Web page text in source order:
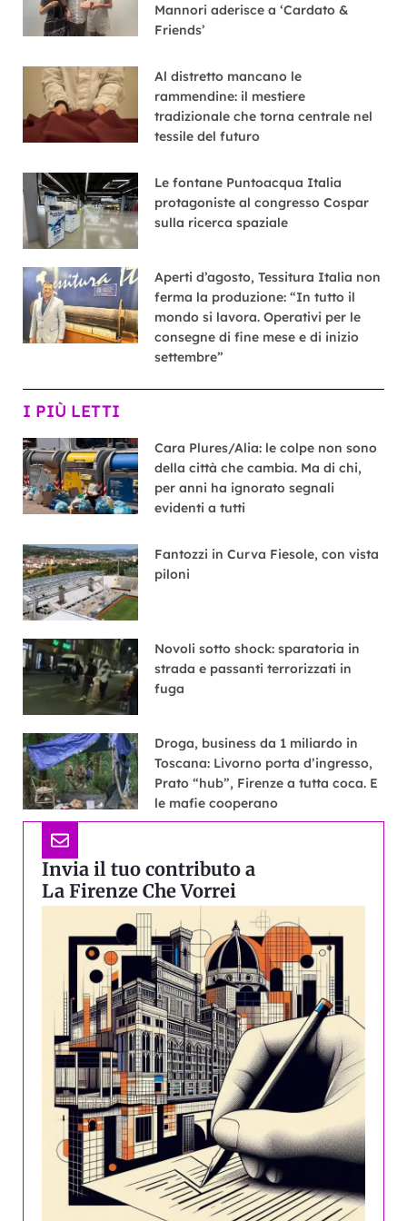
Mannori aderisce a ‘Cardato &
Friends’
Al distretto mancano le
rammendine: il mestiere
tradizionale che torna centrale nel
tessile del futuro
Le fontane Puntoacqua Italia
protagoniste al congresso Cospar
sulla ricerca spaziale
Aperti d’agosto, Tessitura Italia non
ferma la produzione: “In tutto il
mondo si lavora. Operativi per le
consegne di fine mese e di inizio
settembre”
I PIÙ LETTI
Cara Plures/Alia: le colpe non sono
della città che cambia. Ma di chi,
per anni ha ignorato segnali
evidenti a tutti
Fantozzi in Curva Fiesole, con vista
piloni
Novoli sotto shock: sparatoria in
strada e passanti terrorizzati in
fuga
Droga, business da 1 miliardo in
Toscana: Livorno porta d’ingresso,
Prato “hub”, Firenze a tutta coca. E
le mafie cooperano
Invia il tuo contributo a
La Firenze Che Vorrei